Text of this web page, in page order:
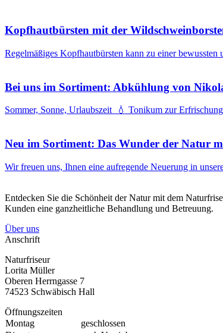
Kopfhautbürsten mit der
Regelmäßiges Kopfhautbürsten kann zu einer
Bei uns im Sortiment: Abkühlung von
Sommer, Sonne, Urlaubszeit 💧 Tonikum zur
Neu im Sortiment: Das Wunder der Natur
Wir freuen uns, Ihnen eine aufregende Neuerung in
Entdecken Sie die Schönheit der Natur mit dem
Kunden eine ganzheitliche Behandlung und Betreuung.
Über uns
Anschrift
Naturfriseur
Lorita Müller
Oberen Herrngasse 7
74523 Schwäbisch Hall
Öffnungszeiten
Montag
geschlossen